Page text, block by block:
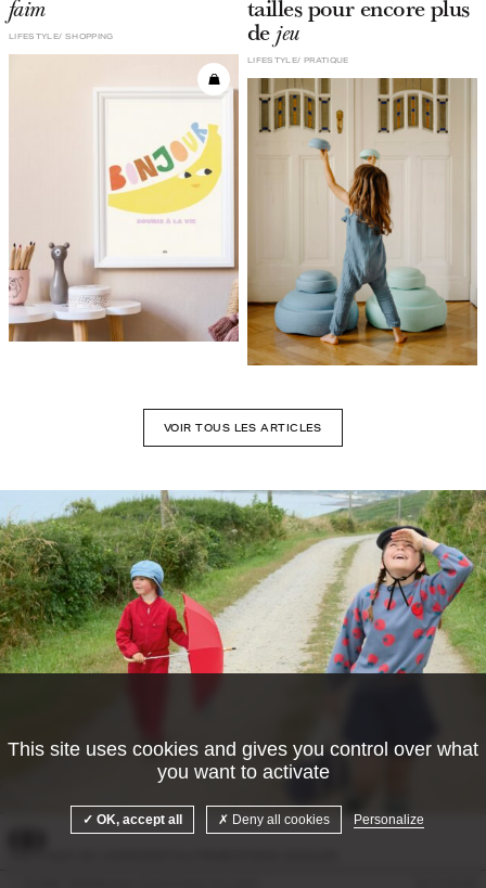
faim
LIFESTYLE SHOPPING
tailles pour encore plus
de jeu
LIFESTYLE PRATIQUE
VOIR TOUS LES ARTICLES
This site uses cookies and gives you control over what
you want to activate
OK, accept all Deny all cookies Personalize